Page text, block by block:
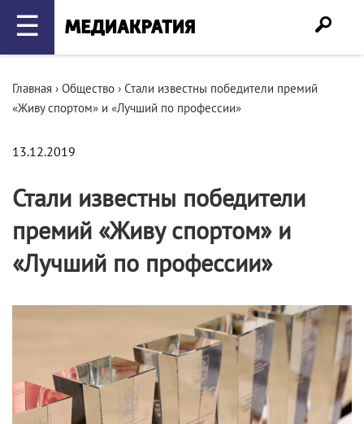
☰
Главная › Общество › Стали известны победители премий
«Живу спортом» и «Лучший по профессии»
13.12.2019
Стали известны победители
премий «Живу спортом» и
«Лучший по профессии»